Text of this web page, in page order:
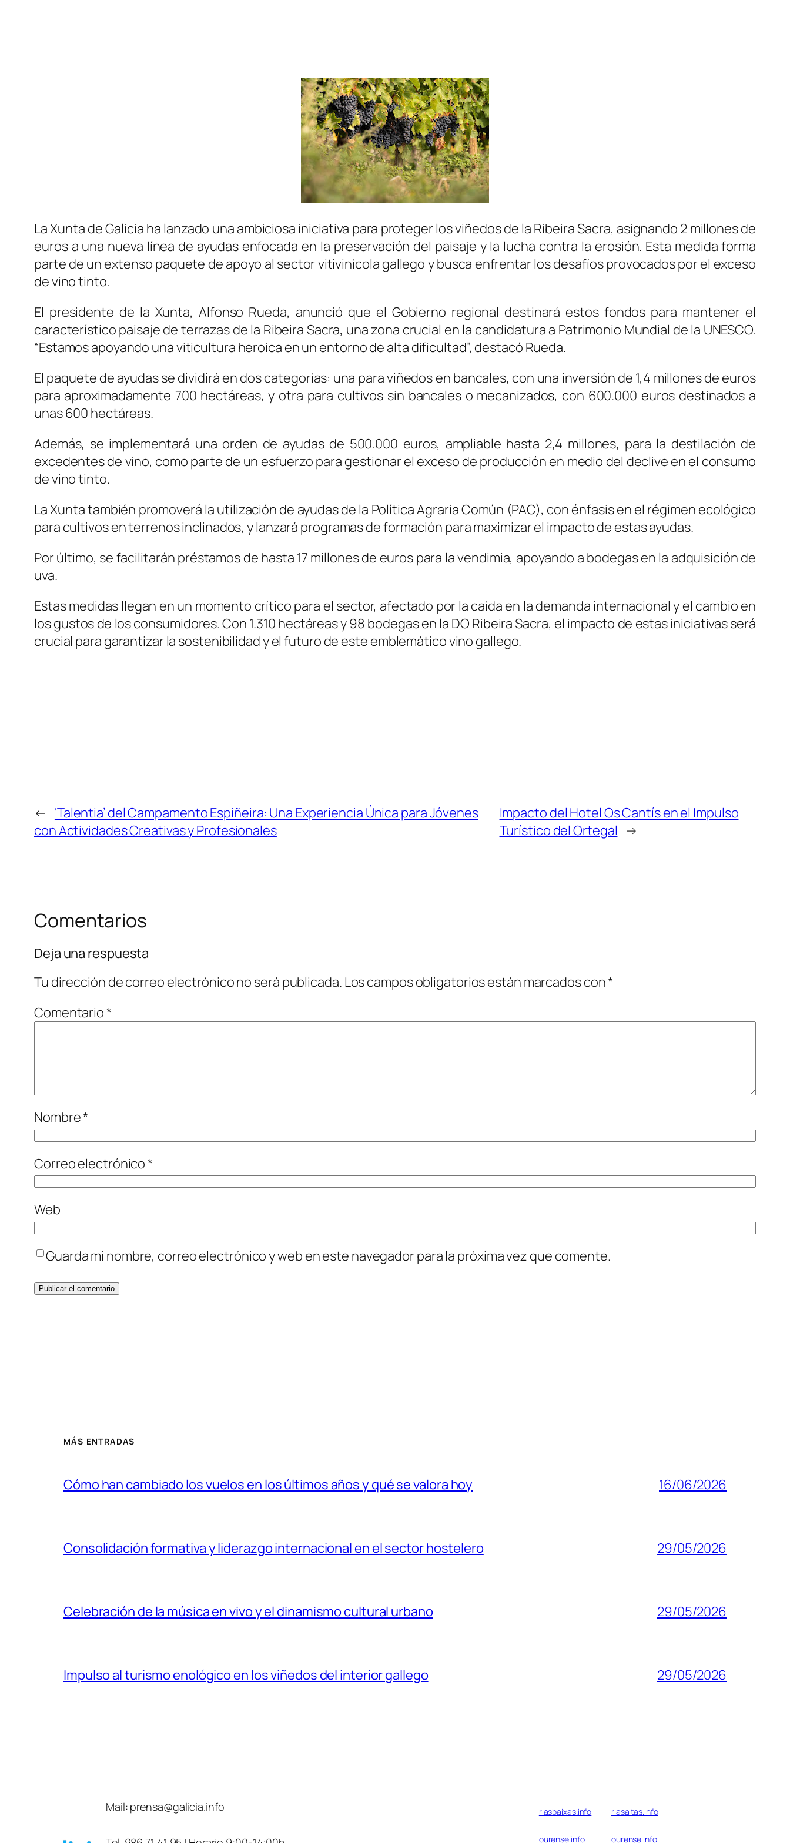
La Xunta de Galicia ha lanzado una ambiciosa iniciativa para proteger los viñedos de la Ribeira Sacra, asignando 2 millones de
euros a una nueva línea de ayudas enfocada en la preservación del paisaje y la lucha contra la erosión. Esta medida forma
parte de un extenso paquete de apoyo al sector vitivinícola gallego y busca enfrentar los desafíos provocados por el exceso
de vino tinto.
El presidente de la Xunta, Alfonso Rueda, anunció que el Gobierno regional destinará estos fondos para mantener el
característico paisaje de terrazas de la Ribeira Sacra, una zona crucial en la candidatura a Patrimonio Mundial de la UNESCO.
“Estamos apoyando una viticultura heroica en un entorno de alta dificultad”, destacó Rueda.
El paquete de ayudas se dividirá en dos categorías: una para viñedos en bancales, con una inversión de 1,4 millones de euros
para aproximadamente 700 hectáreas, y otra para cultivos sin bancales o mecanizados, con 600.000 euros destinados a
unas 600 hectáreas.
Además, se implementará una orden de ayudas de 500.000 euros, ampliable hasta 2,4 millones, para la destilación de
excedentes de vino, como parte de un esfuerzo para gestionar el exceso de producción en medio del declive en el consumo
de vino tinto.
La Xunta también promoverá la utilización de ayudas de la Política Agraria Común (PAC), con énfasis en el régimen ecológico
para cultivos en terrenos inclinados, y lanzará programas de formación para maximizar el impacto de estas ayudas.
Por último, se facilitarán préstamos de hasta 17 millones de euros para la vendimia, apoyando a bodegas en la adquisición de
uva.
Estas medidas llegan en un momento crítico para el sector, afectado por la caída en la demanda internacional y el cambio en
los gustos de los consumidores. Con 1.310 hectáreas y 98 bodegas en la DO Ribeira Sacra, el impacto de estas iniciativas será
crucial para garantizar la sostenibilidad y el futuro de este emblemático vino gallego.
← ‘Talentia’ del Campamento Espiñeira: Una Experiencia Única para Jóvenes
con Actividades Creativas y Profesionales
Impacto del Hotel Os Cantís en el Impulso
Turístico del Ortegal →
Comentarios
Deja una respuesta
Tu dirección de correo electrónico no será publicada. Los campos obligatorios están marcados con*
Comentario*
Nombre*
Correo electrónico*
Web
Guarda mi nombre, correo electrónico y web en este navegador para la próxima vez que comente.
MÁS ENTRADAS
Cómo han cambiado los vuelos en los últimos años y qué se valora hoy 16/06/2026
Consolidación formativa y liderazgo internacional en el sector hostelero 29/05/2026
Celebración de la música en vivo y el dinamismo cultural urbano 29/05/2026
Impulso al turismo enológico en los viñedos del interior gallego 29/05/2026
Mail: prensa@galicia.info riasbaixas.info riasaltas.info
ourense.info ourense.info